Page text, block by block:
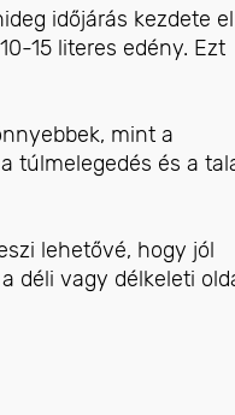
időjárás kezdete
15 literes edény. Ezt
mint a
túlmelegedés és a
lehetővé, hogy jól
déli vagy délkeleti